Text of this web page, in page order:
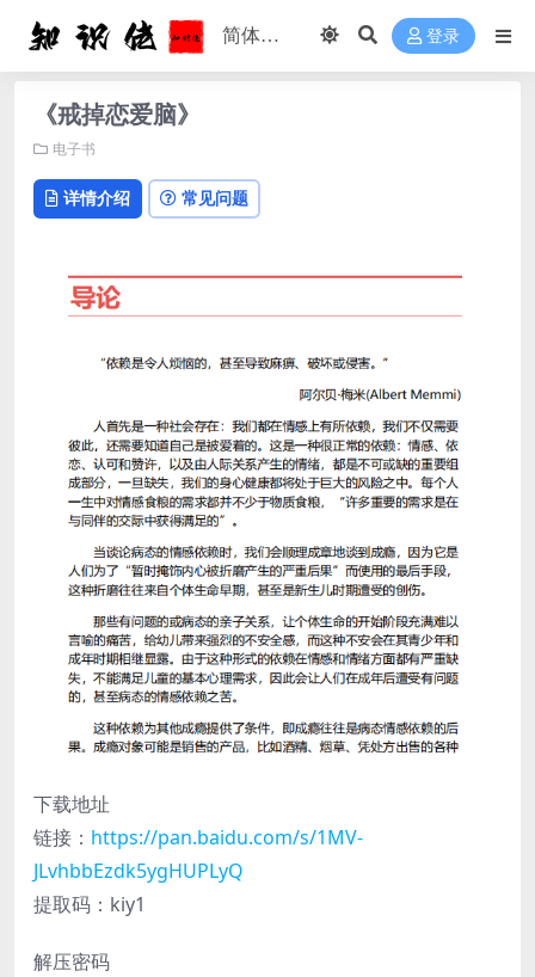
登录
《戒掉恋爱脑》
电子书
详情介绍 常见问题
下载地址
链接： https://pan.baidu.com/s/1MV-
JLvhbbEzdk5ygHUPLyQ
提取码：kiy1
解压密码